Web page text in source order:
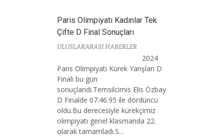
Paris Olimpiyatı Kadınlar Tek
Çifte D Final Sonuçları
ULUSLARARASI HABERLER
2024
Paris Olimpiyatı Kürek Yarışları D
Finali bu gün
sonuçlandı.Temsilcimis Elis Özbay
D Finalde 07:46.95 ile dördüncü
oldu.Bu derecesiyle kürekçimiz
olimpiyatı genel klasmanda 22.
olarak tamamladı.S...